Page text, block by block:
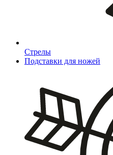
Стрелы
Подставки для ножей